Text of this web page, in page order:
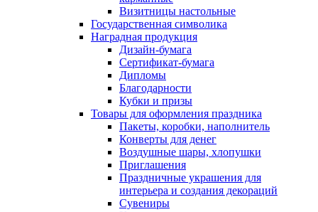
Визитницы настольные
Государственная символика
Наградная продукция
Дизайн-бумага
Сертификат-бумага
Дипломы
Благодарности
Кубки и призы
Товары для оформления праздника
Пакеты, коробки, наполнитель
Конверты для денег
Воздушные шары, хлопушки
Приглашения
Праздничные украшения для
интерьера и создания декораций
Сувениры